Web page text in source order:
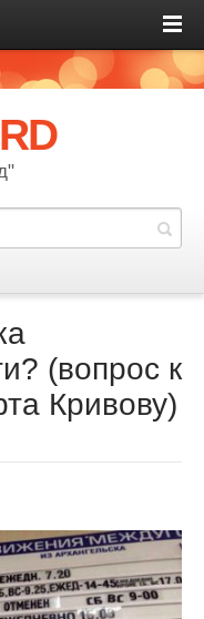
(вопрос к
Кривову)